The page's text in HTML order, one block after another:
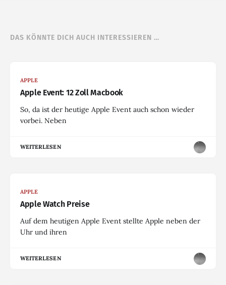
DAS KÖNNTE DICH AUCH INTERESSIEREN …
APPLE
Apple Event: 12 Zoll Macbook
So, da ist der heutige Apple Event auch schon wieder
vorbei. Neben
WEITERLESEN
APPLE
Apple Watch Preise
Auf dem heutigen Apple Event stellte Apple neben der
Uhr und ihren
WEITERLESEN